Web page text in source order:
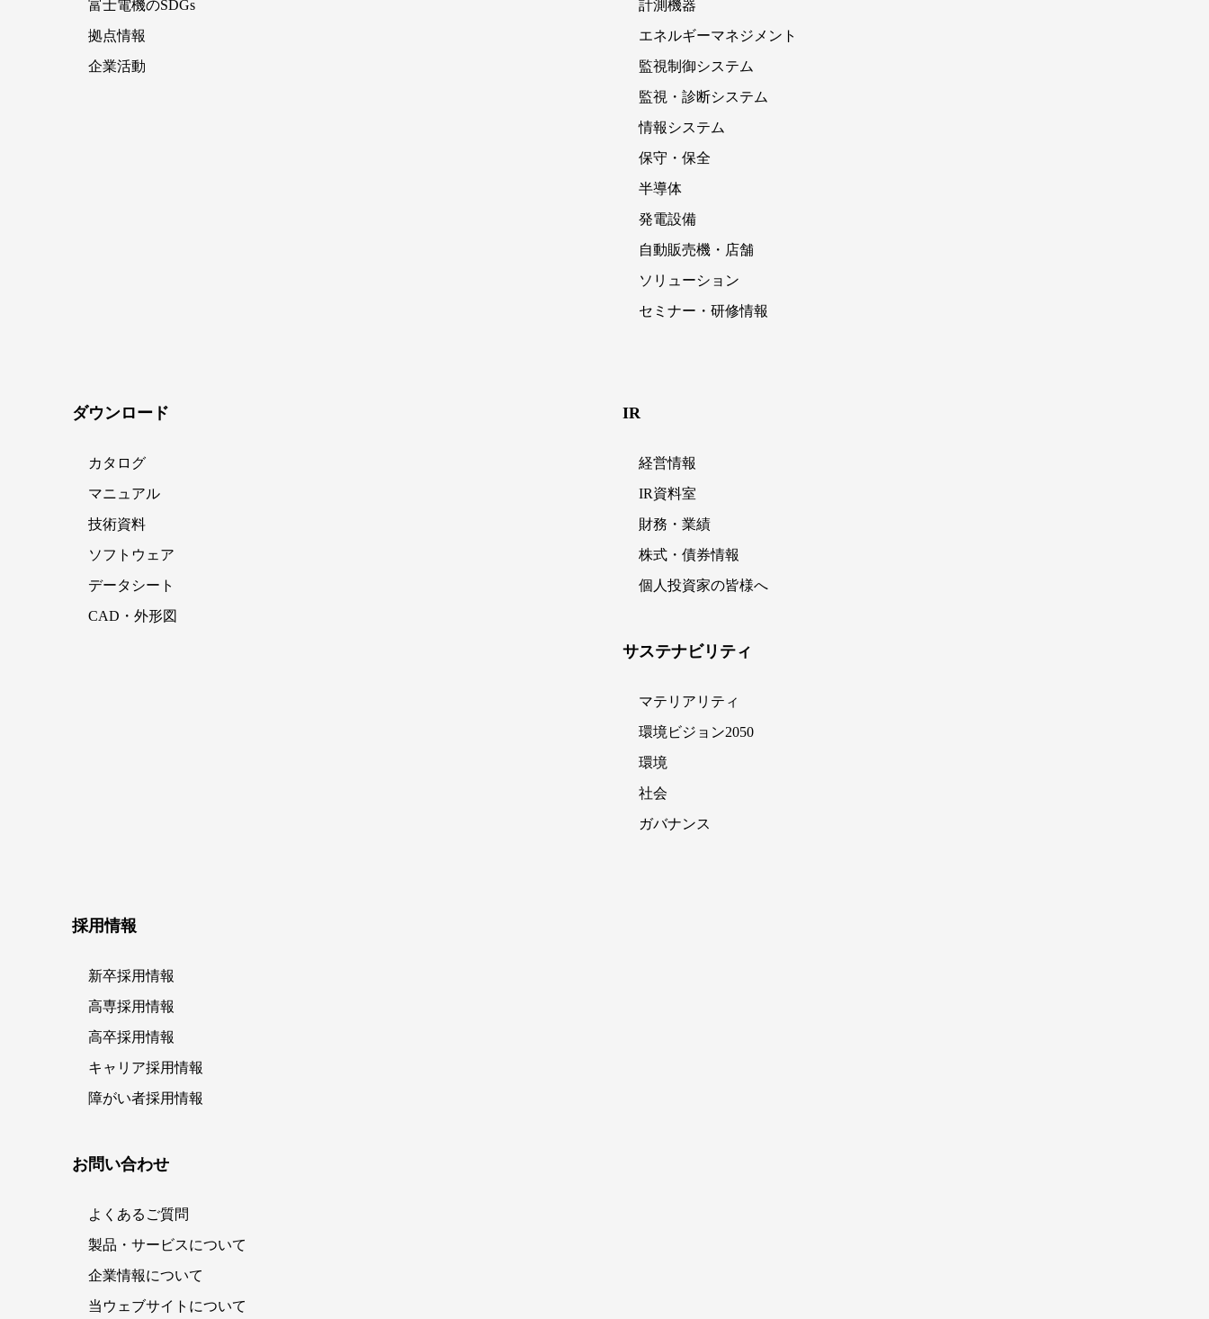
富士電機のSDGs
拠点情報
企業活動
計測機器
エネルギーマネジメント
監視制御システム
監視・診断システム
情報システム
保守・保全
半導体
発電設備
自動販売機・店舗
ソリューション
セミナー・研修情報
ダウンロード
カタログ
マニュアル
技術資料
ソフトウェア
データシート
CAD・外形図
IR
経営情報
IR資料室
財務・業績
株式・債券情報
個人投資家の皆様へ
サステナビリティ
マテリアリティ
環境ビジョン2050
環境
社会
ガバナンス
採用情報
新卒採用情報
高専採用情報
高卒採用情報
キャリア採用情報
障がい者採用情報
お問い合わせ
よくあるご質問
製品・サービスについて
企業情報について
当ウェブサイトについて